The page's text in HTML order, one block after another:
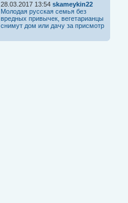
28.03.2017 13:54 skameykin22
Молодая русская семья без
вредных привычек, вегетарианцы
снимут дом или дачу за присмотр